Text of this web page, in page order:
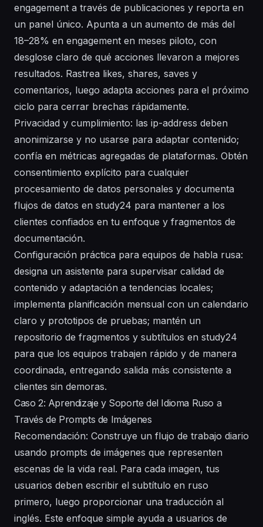
engagement a través de publicaciones y reporta en
un panel único. Apunta a un aumento de más del
18–28% en engagement en meses piloto, con
desglose claro de qué acciones llevaron a mejores
resultados. Rastrea likes, shares, saves y
comentarios, luego adapta acciones para el próximo
ciclo para cerrar brechas rápidamente.
Privacidad y cumplimiento: las ip-address deben
anonimizarse y no usarse para adaptar contenido;
confía en métricas agregadas de plataformas. Obtén
consentimiento explícito para cualquier
procesamiento de datos personales y documenta
flujos de datos en study24 para mantener a los
clientes confiados en tu enfoque y fragmentos de
documentación.
Configuración práctica para equipos de habla rusa:
designa un asistente para supervisar calidad de
contenido y adaptación a tendencias locales;
implementa planificación mensual con un calendario
claro y prototipos de pruebas; mantén un
repositorio de fragmentos y subtítulos en study24
para que los equipos trabajen rápido y de manera
coordinada, entregando salida más consistente a
clientes sin demoras.
Caso 2: Aprendizaje y Soporte del Idioma Ruso a
Través de Prompts de Imágenes
Recomendación: Construye un flujo de trabajo diario
usando prompts de imágenes que representen
escenas de la vida real. Para cada imagen, tus
usuarios deben escribir el subtítulo en ruso
primero, luego proporcionar una traducción al
inglés. Este enfoque simple ayuda a usuarios de